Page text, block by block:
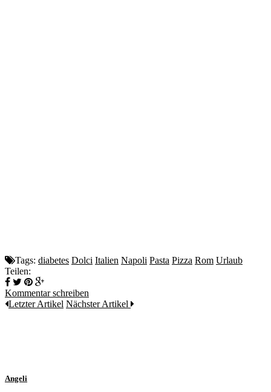
Tags: diabetes Dolci Italien Napoli Pasta Pizza Rom Urlaub
Teilen:
Kommentar schreiben
Letzter Artikel Nächster Artikel
Angeli